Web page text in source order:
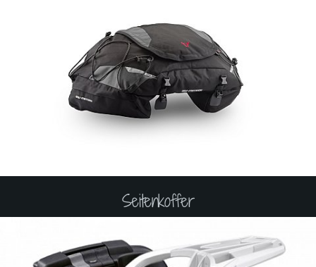
Seitenkoffer